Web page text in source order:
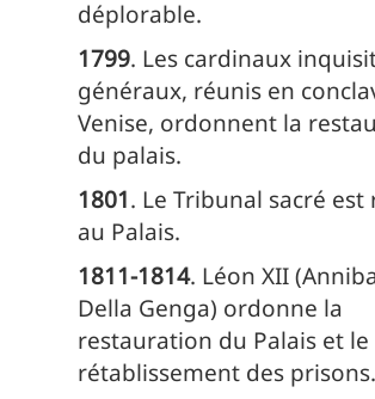
déplorable.
1799. Les cardinaux
généraux, réunis en
Venise, ordonnent la
du palais.
1801. Le Tribunal sacré est
au Palais.
1811-1814. Léon XII
Della Genga) ordonne la
restauration du Palais et le
rétablissement des prisons.